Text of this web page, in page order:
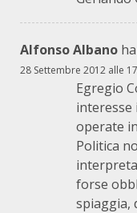
Alfonso Albano
28 Settembre 2012 alle
Egregio
interesse
operate
Politica
forse
spiaggia,